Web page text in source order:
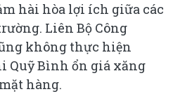
hài hòa lợi ích giữa các
Liên Bộ Công
không thực hiện
Quỹ Bình ổn giá xăng
hàng.